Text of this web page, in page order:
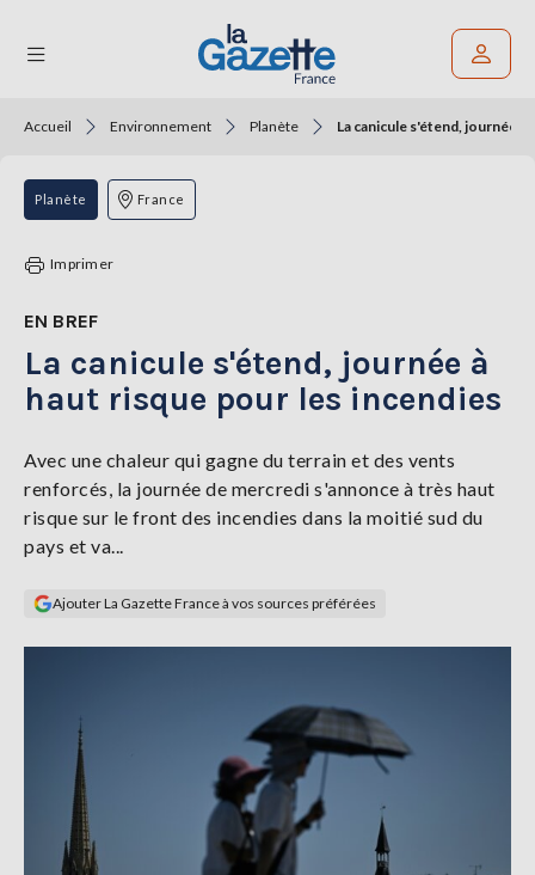
THÉMATIQUES
RÉGIONS
TENDANCES
SERVICES
GAZETTE
Se
S'abonner
Accueil Environnement Planète La canicule s'étend, journée
Planète France
Imprimer
EN BREF
La canicule s'étend, journée à
haut risque pour les incendies
Avec une chaleur qui gagne du terrain et des vents
renforcés, la journée de mercredi s'annonce à très haut
risque sur le front des incendies dans la moitié sud du
pays et va...
Ajouter La Gazette France à vos sources préférées